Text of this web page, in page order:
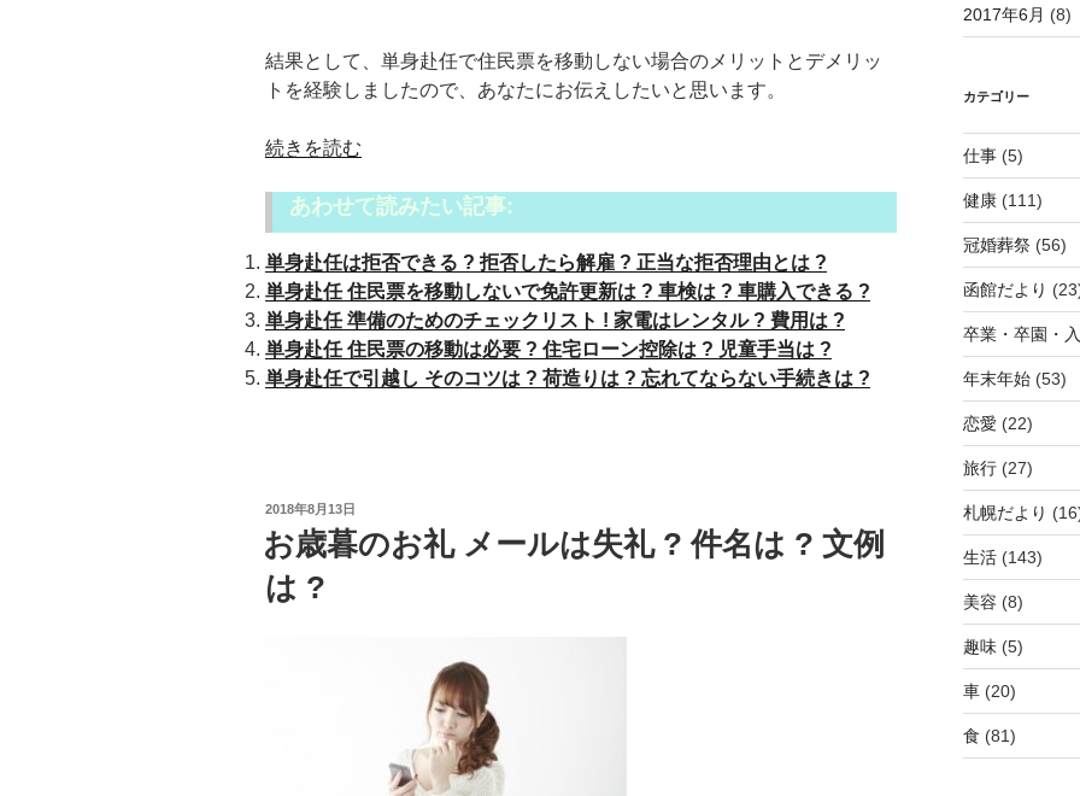
結果として、単身赴任で住民票を移動しない場合のメリットとデメリッ
トを経験しましたので、あなたにお伝えしたいと思います。
“単
任
住
民
票
を
移
ッ
ト
続きを読む
あわせて読みたい記事:
単身赴任は拒否できる ? 拒否したら解雇 ? 正当な拒否理由とは ?
単身赴任 住民票を移動しないで免許更新は ? 車検は ? 車購入できる ?
単身赴任 準備のためのチェックリスト ! 家電はレンタル ? 費用は ?
単身赴任 住民票の移動は必要 ? 住宅ローン控除は ? 児童手当は ?
単身赴任で引越し そのコツは ? 荷造りは ? 忘れてならない手続きは ?
投
稿
日:
2018年8月13日
お歳暮のお礼 メールは失礼 ? 件名は ? 文例
は ?
2017年6月 (8)
カテゴリー
仕事(5)
健康(111)
冠婚葬祭(56)
函館だより
卒業・卒園・
年末年始(53)
恋愛 (22)
旅行(27)
札幌だより
生活(143)
美容 (8)
趣味(5)
車(20)
食 (81)